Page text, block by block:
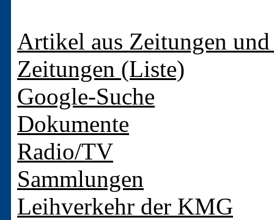
Artikel aus Zeitungen
Zeitungen (Liste)
Google-Suche
Dokumente
Radio/TV
Sammlungen
Leihverkehr der KMG